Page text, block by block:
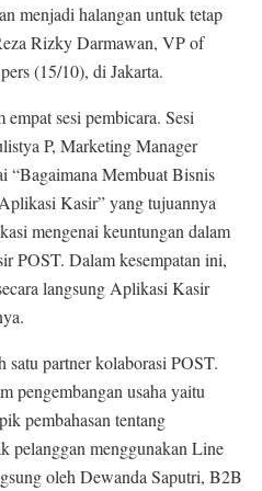
menjadi halangan untuk tetap
Rizky Darmawan, VP of
(15/10), di Jakarta.
sesi pembicara. Sesi
P, Marketing Manager
“Bagaimana Membuat Bisnis
Kasir” yang tujuannya
mengenai keuntungan dalam
POST. Dalam kesempatan ini,
langsung Aplikasi Kasir
satu partner kolaborasi POST.
pengembangan usaha yaitu
pembahasan tentang
pelanggan menggunakan Line
oleh Dewanda Saputri, B2B